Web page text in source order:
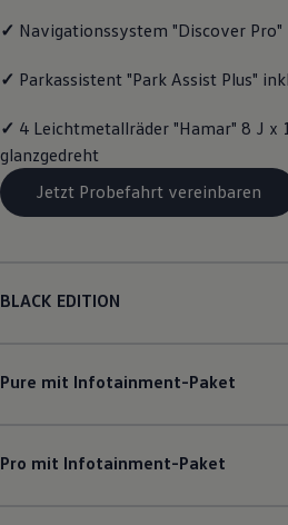
Räder und Reifen
Economy Service
Zubehör
Modellspezifisches
Entertainment und
Individualisieren
Vorgängermodelle
Assistenzsysteme
✓ Navigationssystem "Discover Pro"
✓ Parkassistent "Park Assist Plus"
✓ 4 Leichtmetallräder "Hamar" 8 J x
glanzgedreht
Jetzt Probefahrt vereinbaren
BLACK EDITION
Pure mit Infotainment-Paket
Pro mit Infotainment-Paket